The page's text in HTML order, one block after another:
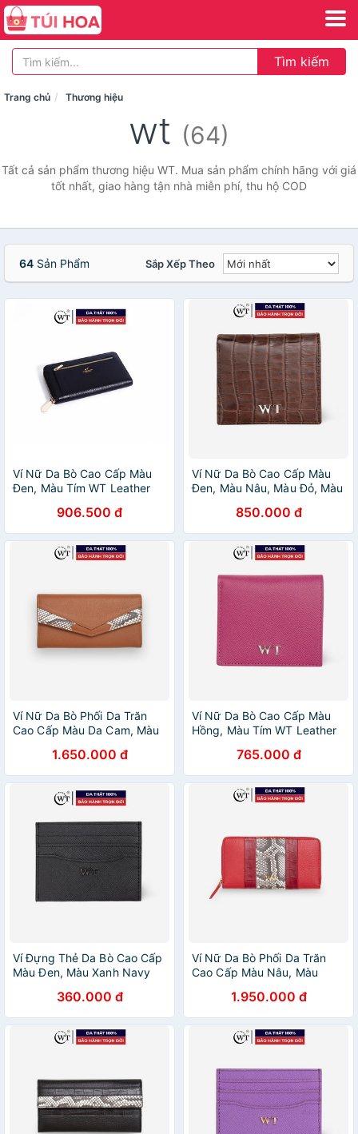
Tìm kiếm
Trang chủ Thương hiệu
wt (64)
Tất cả sản phẩm thương hiệu WT. Mua sản phẩm chính hãng với giá
tốt nhất, giao hàng tận nhà miễn phí, thu hộ COD
64 Sản Phẩm Sắp Xếp Theo
Ví Nữ Da Bò Cao Cấp Màu
Đen, Màu Tím WT Leather
906.500 đ
Ví Nữ Da Bò Cao Cấp Màu
Đen, Màu Nâu, Màu Đỏ, Màu
030100001, 030100002,
030100003, 030100007
850.000 đ
Ví Nữ Da Bò Phối Da Trăn
Cao Cấp Màu Da Cam, Màu
030099102, 030099111,
030099133
1.650.000 đ
Ví Nữ Da Bò Cao Cấp Màu
Hồng, Màu Tím WT Leather
765.000 đ
Ví Đựng Thẻ Da Bò Cao Cấp
Màu Đen, Màu Xanh Navy
020064907360.000 đ
Ví Nữ Da Bò Phối Da Trăn
Cao Cấp Màu Nâu, Màu
030029111, 030029102,
030029133
1.950.000 đ